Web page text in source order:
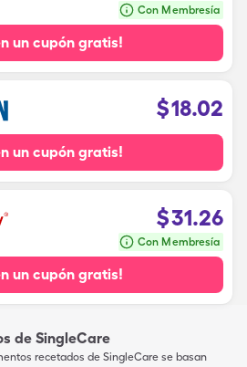
Con Membresía
un cupón gratis!
$18.02
un cupón gratis!
$31.26
Con Membresía
un cupón gratis!
de SingleCare
recetados de SingleCare se basan